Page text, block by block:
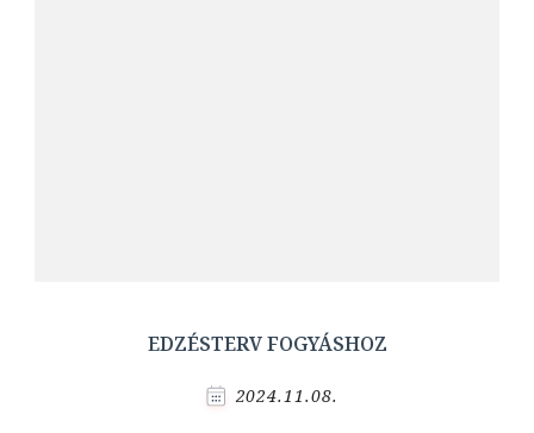
EDZÉSTERV FOGYÁSHOZ
2024.11.08.